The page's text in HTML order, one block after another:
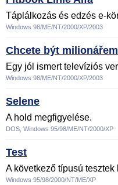
Táplálkozás és edzés e-
Windows 98/ME/NT/2000/XP/2003
Chcete být
Egy jól ismert televíziós
Windows 98/ME/NT/2000/XP/2003
Selene
A hold megfigyelése.
DOS, Windows 95/98/ME/NT/2000/XP
Test
A következő típusú tesztek
Windows 95/98/2000/NT/ME/XP